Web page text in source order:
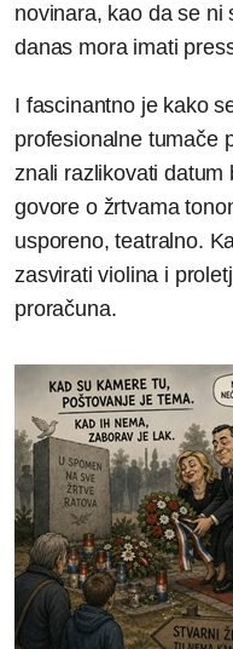
novinara, kao da se ni
danas mora imati
I fascinantno je kako
profesionalne tumače
znali razlikovati datum
govore o žrtvama
usporeno, teatralno.
zasvirati violina i
proračuna.